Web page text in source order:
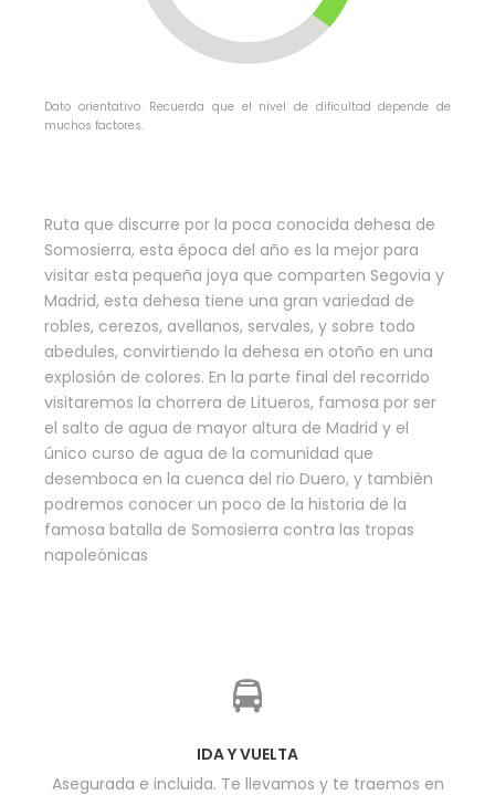
Dato orientativo. Recuerda que el nivel de dificultad depende de
muchos factores.
Ruta que discurre por la poca conocida dehesa de
Somosierra, esta época del año es la mejor para
visitar esta pequeña joya que comparten Segovia y
Madrid, esta dehesa tiene una gran variedad de
robles, cerezos, avellanos, servales, y sobre todo
abedules, convirtiendo la dehesa en otoño en una
explosión de colores. En la parte final del recorrido
visitaremos la chorrera de Litueros, famosa por ser
el salto de agua de mayor altura de Madrid y el
único curso de agua de la comunidad que
desemboca en la cuenca del rio Duero, y también
podremos conocer un poco de la historia de la
famosa batalla de Somosierra contra las tropas
napoleónicas
IDA Y VUELTA
Asegurada e incluida. Te llevamos y te traemos en